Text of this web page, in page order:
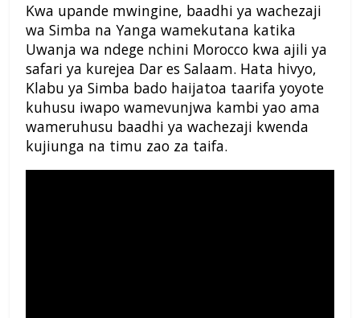
Kwa upande mwingine, baadhi ya wachezaji
wa Simba na Yanga wamekutana katika
Uwanja wa ndege nchini Morocco kwa ajili ya
safari ya kurejea Dar es Salaam. Hata hivyo,
Klabu ya Simba bado haijatoa taarifa yoyote
kuhusu iwapo wamevunjwa kambi yao ama
wameruhusu baadhi ya wachezaji kwenda
kujiunga na timu zao za taifa.